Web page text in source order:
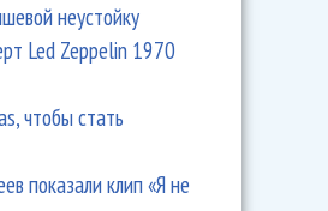
неустойку
Led Zeppelin 1970
чтобы стать
показали клип «Я не